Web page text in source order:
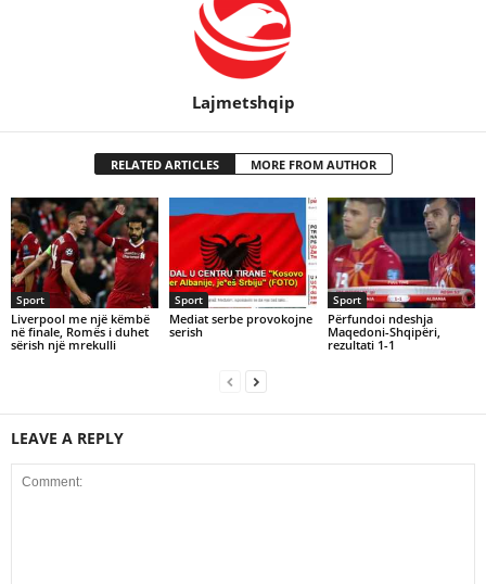
Lajmetshqip
RELATED ARTICLES MORE FROM AUTHOR
Sport
Liverpool me një këmbë
në finale, Romës i duhet
sërish një mrekulli
Sport
Mediat serbe provokojne
serish
Sport
Përfundoi ndeshja
Maqedoni-Shqipëri,
rezultati 1-1
LEAVE A REPLY